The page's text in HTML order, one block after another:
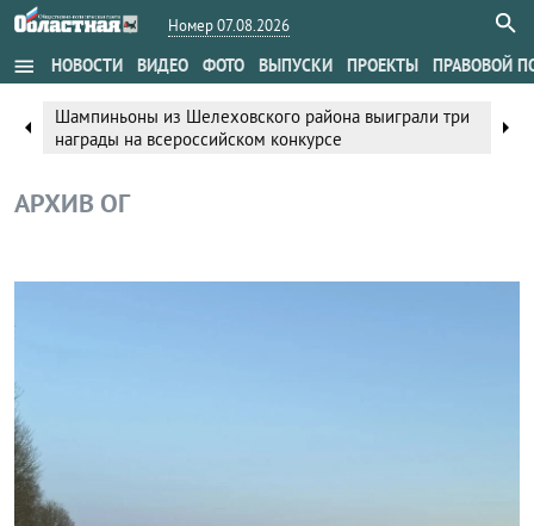
Номер 07.08.2026
menu НОВОСТИ ВИДЕО ФОТО ВЫПУСКИ ПРОЕКТЫ ПРАВОВОЙ
arrow_left
Шампиньоны из Шелеховского района выиграли три
награды на всероссийском конкурсе
arrow_right
АРХИВ ОГ